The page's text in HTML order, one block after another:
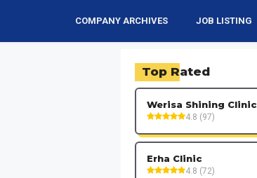
COMPANY ARCHIVES JOB LISTING
Top Rated
Werisa Shining Clinic
4.8 (97)
Erha Clinic
4.8 (72)